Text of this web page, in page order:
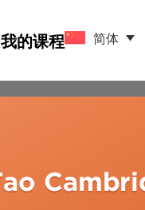
我的课程 简体